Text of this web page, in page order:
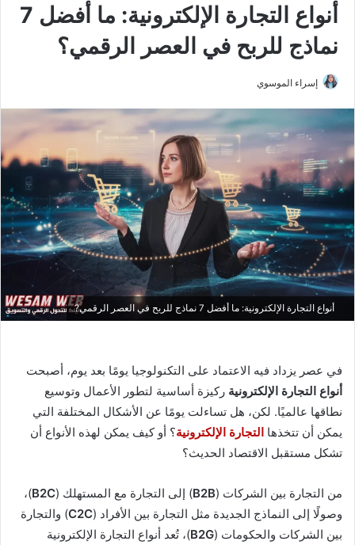
أنواع التجارة الإلكترونية: ما أفضل 7
نماذج للربح في العصر الرقمي؟
إسراء الموسوي
أنواع التجارة الإلكترونية: ما أفضل 7 نماذج للربح في العصر الرقمي?
في عصر يزداد فيه الاعتماد على التكنولوجيا يومًا بعد يوم، أصبحت
أنواع التجارة الإلكترونية ركيزة أساسية لتطور الأعمال وتوسيع
نطاقها عالميًا. لكن، هل تساءلت يومًا عن الأشكال المختلفة التي
يمكن أن تتخذها التجارة الإلكترونية؟ أو كيف يمكن لهذه الأنواع أن
تشكل مستقبل الاقتصاد الحديث؟
من التجارة بين الشركات (B2B) إلى التجارة مع المستهلك (B2C)،
وصولًا إلى النماذج الجديدة مثل التجارة بين الأفراد (C2C) والتجارة
بين الشركات والحكومات (B2G)، تُعد أنواع التجارة الإلكترونية